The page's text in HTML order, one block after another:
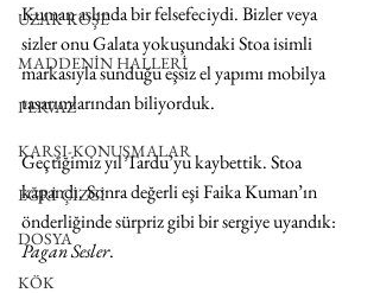
UZAK KÖŞE
MADDENİN HALLERİ
PERVAZ
KARŞI-KONUŞMALAR
EĞRİ ÇİZGİ
DOSYA
KÖK
Kuman aslında bir felsefeciydi. Bizler veya
sizler onu Galata yokuşundaki Stoa isimli
markasıyla sunduğu eşsiz el yapımı mobilya
tasarımlarından biliyorduk.
Geçtiğimiz yıl Tardu’yu kaybettik. Stoa
kapandı. Sonra değerli eşi Faika Kuman’ın
önderliğinde sürpriz gibi bir sergiye uyandık:
Pagan Sesler.